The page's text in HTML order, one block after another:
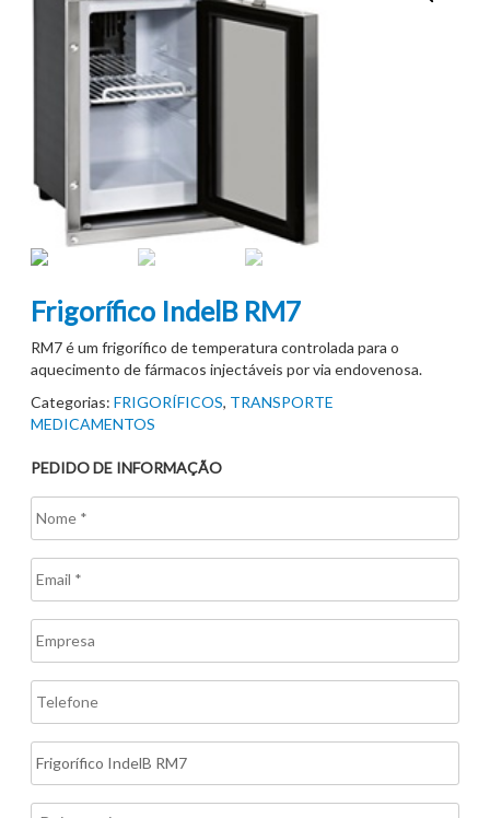
Frigorífico IndelB RM7
RM7 é um frigorífico de temperatura controlada para o
aquecimento de fármacos injectáveis por via endovenosa.
Categorias:FRIGORÍFICOS, TRANSPORTE
MEDICAMENTOS
PEDIDO DE INFORMAÇÃO
Mensagem